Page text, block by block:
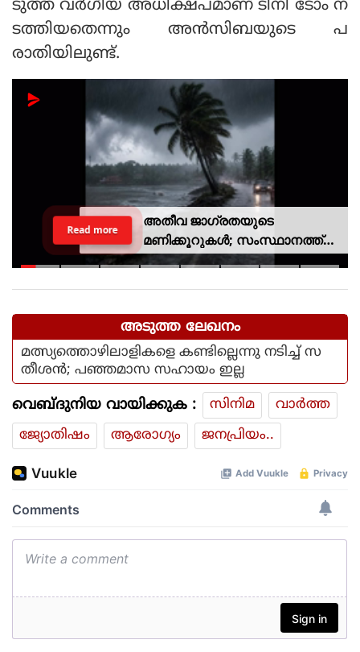
ടുത്ത വർഗീയ അധിക്ഷപമാണ് ടിനി ടോം ന
ടത്തിയതെന്നും അൻസിബയുടെ പ
രാതിയിലുണ്ട്.
അതീവ ജാഗ്രതയുടെ
മണിക്കൂറുകൾ; സംസ്ഥാനത്ത്
റെഡ് അലർട്ട്, ശക്തമായ
Read more
അടുത്ത ലേഖനം
മത്സ്യത്തൊഴിലാളികളെ കണ്ടില്ലെന്നു നടിച്ച് സ
തീശൻ; പഞ്ഞമാസ സഹായം ഇല്ല
വെബ്ദുനിയ വായിക്കുക : സിനിമ
വാര്‍ത്ത
ജ്യോതിഷം
ആരോഗ്യം ജനപ്രിയം..